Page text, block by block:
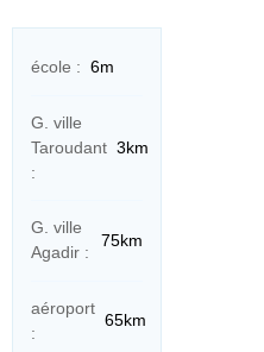
école : 6m
G. ville
Taroudant
:
3km
G. ville
Agadir :
75km
aéroport
:
65km